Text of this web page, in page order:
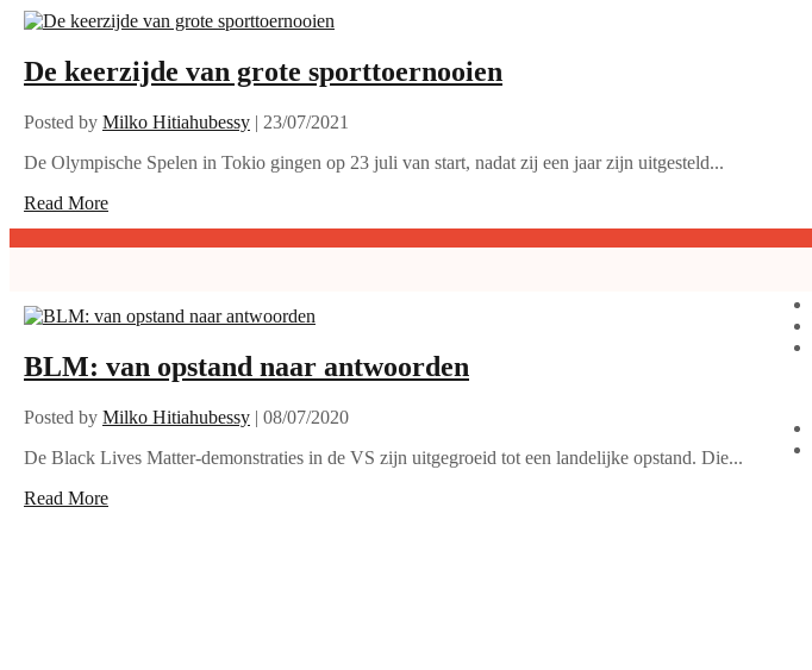
De keerzijde van grote sporttoernooien
Posted by Milko Hitiahubessy | 23/07/2021
De Olympische Spelen in Tokio gingen op 23 juli van start, nadat zij een jaar zijn uitgesteld...
Read More
BLM: van opstand naar antwoorden
Posted by Milko Hitiahubessy | 08/07/2020
De Black Lives Matter-demonstraties in de VS zijn uitgegroeid tot een landelijke opstand. Die...
Read More